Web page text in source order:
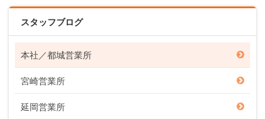
スタッフブログ
本社／都城営業所
宮崎営業所
延岡営業所